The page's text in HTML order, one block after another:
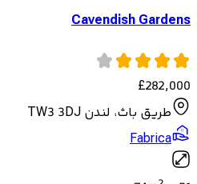
Cavendish Gardens
£282,000
طريق باث، لندن TW3 3DJ
Fabrica